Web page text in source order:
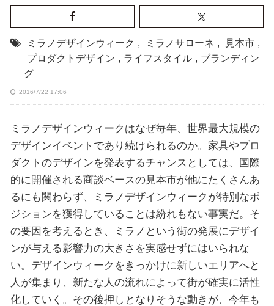
ミラノデザインウィーク , ミラノサローネ , 見本市 ,
プロダクトデザイン , ライフスタイル , ブランディン
グ
2016/7/22 17:06
ミラノデザインウィークはなぜ毎年、世界最大規模の
デザインイベントであり続けられるのか。家具やプロ
ダクトのデザインを発表するチャンスとしては、国際
的に開催される商談ベースの見本市が他にたくさんあ
るにも関わらず、ミラノデザインウィークが特別なポ
ジションを獲得していることは紛れもない事実だ。そ
の要因を考えるとき、ミラノという街の発展にデザイ
ンが与える影響力の大きさを実感せずにはいられな
い。デザインウィークをきっかけに新しいエリアへと
人が集まり、新たな人の流れによって街が確実に活性
化していく。その後押しとなりそうな動きが、今年も